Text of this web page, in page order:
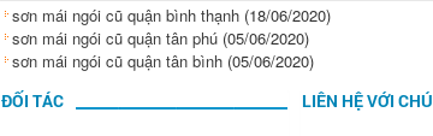
sơn mái ngói cũ quận bình thạnh (18/06/2020)
sơn mái ngói cũ quận tân phú (05/06/2020)
sơn mái ngói cũ quận tân bình (05/06/2020)
ĐỐI TÁC LIÊN HỆ VỚI